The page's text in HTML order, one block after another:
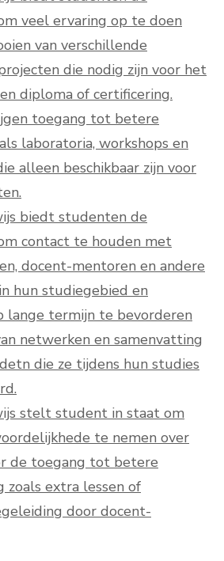
veel ervaring op te doen
van verschillende
die nodig zijn voor het
diploma of certificering.
toegang tot betere
laboratoria, workshops en
alleen beschikbaar zijn voor
biedt studenten de
contact te houden met
docent-mentoren en andere
hun studiegebied en
lange termijn te bevorderen
netwerken en samenvatting
die ze tijdens hun studies
stelt student in staat om
te nemen over
de toegang tot betere
zoals extra lessen of
door docent-